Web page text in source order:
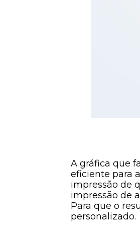
A gráfica que
eficiente para
impressão de
impressão de
Para que o
personalizado.